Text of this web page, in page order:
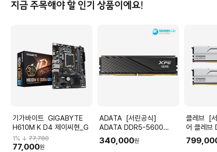
지금 주목해야 할 인기 상품이에요!
기가바이트 GIGABYTE
H610M K D4 제이씨현_G
1% ↓ 77,780
77,000원
ADATA [서린공식]
ADATA DDR5-5600
CL46 LANCER BLADE 블
랙 서린 (16GB)
340,000원
클레브 [서린공식] 에센코
어 클레
CL30
지 서린